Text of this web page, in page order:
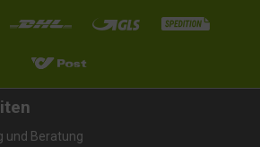
und Beratung